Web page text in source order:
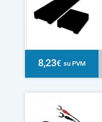
8,23€ su PVM